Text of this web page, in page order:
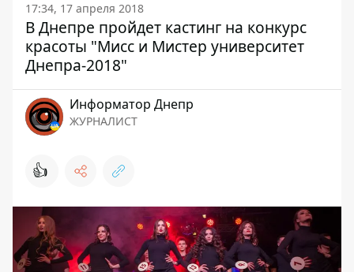
17:34, 17 апреля 2018
В Днепре пройдет кастинг на конкурс
красоты "Мисс и Мистер университет
Днепра-2018"
Информатор Днепр
ЖУРНАЛИСТ
👍